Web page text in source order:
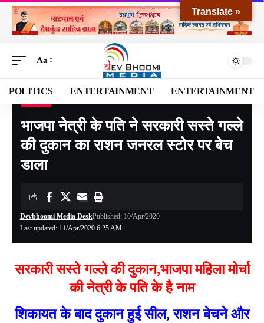
Aa
POLITICS ENTERTAINMENT ENTERTAINMENT
Devbhoomi Media>Blog>CRIME> भाजपा नेत्री के पति ने सरकारी सस्ते गल्ले की दुकान का राशन जनरल स्टोर पर बेच डाला
भाजपा नेत्री के पति ने सरकारी सस्ते गल्ले
की दुकान का राशन जनरल स्टोर पर बेच
डाला
Last updated: 11/Apr/2020 6:25 AM
Devbhoomi Media DeskPublished: 10/Apr/2020
सरकारी सस्ते गल्ले की दुकान,भाजपा महिला मोर्चा
की नेत्री के पति के है नाम
शिकायत के बाद दुकान हुई सील, राशन बेचने और
Translate »